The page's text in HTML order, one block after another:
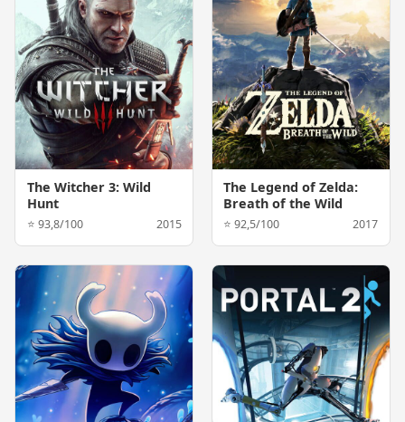
The Witcher 3: Wild
Hunt
⭐ 93,8/100 2015
The Legend of Zelda:
Breath of the Wild
⭐ 92,5/100 2017